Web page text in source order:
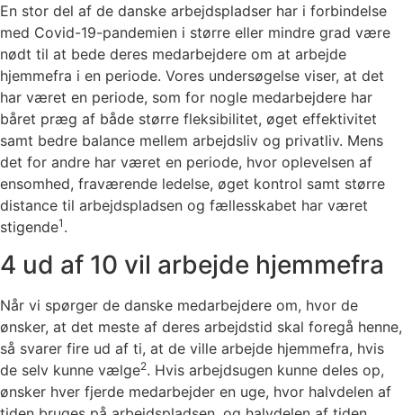
En stor del af de danske arbejdspladser har i forbindelse
med Covid-19-pandemien i større eller mindre grad være
nødt til at bede deres medarbejdere om at arbejde
hjemmefra i en periode. Vores undersøgelse viser, at det
har været en periode, som for nogle medarbejdere har
båret præg af både større fleksibilitet, øget effektivitet
samt bedre balance mellem arbejdsliv og privatliv. Mens
det for andre har været en periode, hvor oplevelsen af
ensomhed, fraværende ledelse, øget kontrol samt større
distance til arbejdspladsen og fællesskabet har været
stigende1 .
4 ud af 10 vil arbejde hjemmefra
Når vi spørger de danske medarbejdere om, hvor de
ønsker, at det meste af deres arbejdstid skal foregå henne,
så svarer fire ud af ti, at de ville arbejde hjemmefra, hvis
de selv kunne vælge2. Hvis arbejdsugen kunne deles op,
ønsker hver fjerde medarbejder en uge, hvor halvdelen af